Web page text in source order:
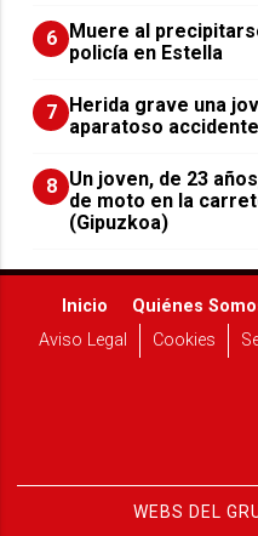
6 Muere al
policía en Estella
7 Herida grave una
aparatoso
8 Un joven, de 23
de moto en la
(Gipuzkoa)
Inicio Quiénes
Aviso Legal
Cookies
WEBS DEL